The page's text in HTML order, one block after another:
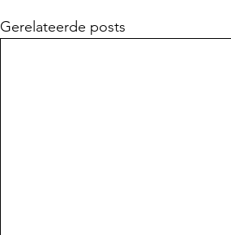
Gerelateerde posts